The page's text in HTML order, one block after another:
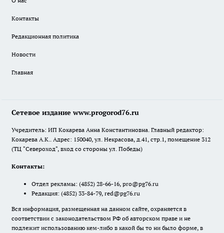
Контакты
Редакционная политика
Новости
Главная
Сетевое издание www.progorod76.ru
Учредитель: ИП Кокарева Анна Константиновна. Главный редактор:
Кокарева А.К.. Адрес: 150040, ул. Некрасова, д.41, стр.1, помещение 312
(ТЦ "Североход", вход со стороны ул. Победы)
Контакты:
Отдел рекламы: (4852) 28-66-16, pro@pg76.ru
Редакция: (4852) 33-84-79, red@pg76.ru
Вся информация, размещенная на данном сайте, охраняется в
соответствии с законодательством РФ об авторском праве и не
подлежит использованию кем-либо в какой бы то ни было форме, в